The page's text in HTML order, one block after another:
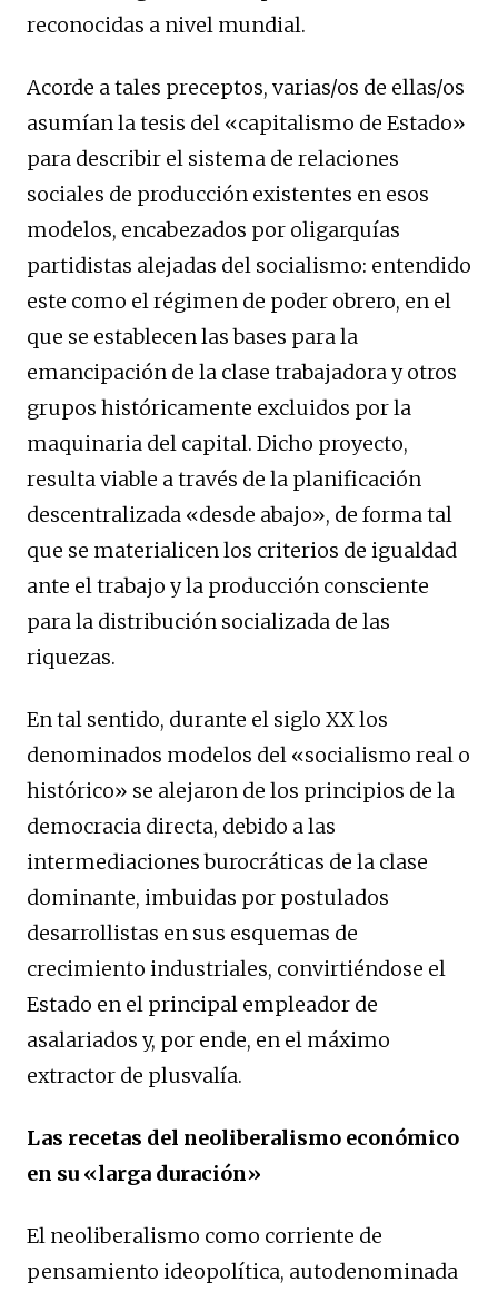
reconocidas a nivel mundial.
Acorde a tales preceptos, varias/os de ellas/os
asumían la tesis del «capitalismo de Estado»
para describir el sistema de relaciones
sociales de producción existentes en esos
modelos, encabezados por oligarquías
partidistas alejadas del socialismo: entendido
este como el régimen de poder obrero, en el
que se establecen las bases para la
emancipación de la clase trabajadora y otros
grupos históricamente excluidos por la
maquinaria del capital. Dicho proyecto,
resulta viable a través de la planificación
descentralizada «desde abajo», de forma tal
que se materialicen los criterios de igualdad
ante el trabajo y la producción consciente
para la distribución socializada de las
riquezas.
En tal sentido, durante el siglo XX los
denominados modelos del «socialismo real o
histórico» se alejaron de los principios de la
democracia directa, debido a las
intermediaciones burocráticas de la clase
dominante, imbuidas por postulados
desarrollistas en sus esquemas de
crecimiento industriales, convirtiéndose el
Estado en el principal empleador de
asalariados y, por ende, en el máximo
extractor de plusvalía.
Las recetas del neoliberalismo económico
en su «larga duración»
El neoliberalismo como corriente de
pensamiento ideopolítica, autodenominada